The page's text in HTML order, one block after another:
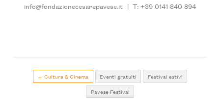
info@fondazionecesarepavese.it | T: +39 0141 840 894
← Cultura & Cinema Eventi gratuiti
Festival estivi
Pavese Festival